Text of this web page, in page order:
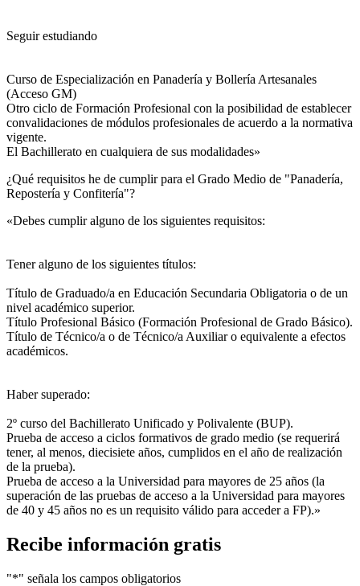
Seguir estudiando
Curso de Especialización en Panadería y Bollería Artesanales
(Acceso GM)
Otro ciclo de Formación Profesional con la posibilidad de establecer
convalidaciones de módulos profesionales de acuerdo a la normativa
vigente.
El Bachillerato en cualquiera de sus modalidades»
¿Qué requisitos he de cumplir para el Grado Medio de "Panadería,
Repostería y Confitería"?
«Debes cumplir alguno de los siguientes requisitos:
Tener alguno de los siguientes títulos:
Título de Graduado/a en Educación Secundaria Obligatoria o de un
nivel académico superior.
Título Profesional Básico (Formación Profesional de Grado Básico).
Título de Técnico/a o de Técnico/a Auxiliar o equivalente a efectos
académicos.
Haber superado:
2º curso del Bachillerato Unificado y Polivalente (BUP).
Prueba de acceso a ciclos formativos de grado medio (se requerirá
tener, al menos, diecisiete años, cumplidos en el año de realización
de la prueba).
Prueba de acceso a la Universidad para mayores de 25 años (la
superación de las pruebas de acceso a la Universidad para mayores
de 40 y 45 años no es un requisito válido para acceder a FP).»
Recibe información gratis
"*" señala los campos obligatorios